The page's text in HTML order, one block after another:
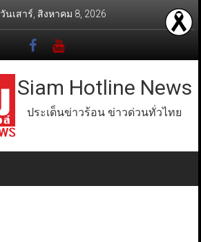
วันเสาร์, สิงหาคม 8, 2026
Siam Hotline News
ประเด็นข่าวร้อน ข่าวด่วนทั่วไทย